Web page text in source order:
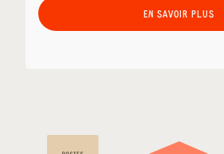
EN SAVOIR PLUS